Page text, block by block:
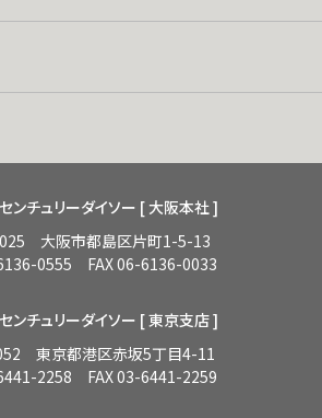
ンチュリーダイソー [ 大阪本社 ]
大阪市都島区片町1-5-13
0555 FAX 06-6136-0033
ンチュリーダイソー [ 東京支店 ]
東京都港区赤坂5丁目4-11
2258 FAX 03-6441-2259